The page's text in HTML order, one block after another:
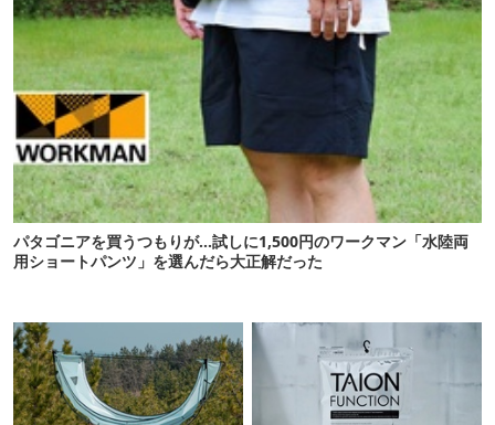
パタゴニアを買うつもりが…試しに1,500円のワークマン「水陸両
用ショートパンツ」を選んだら大正解だった